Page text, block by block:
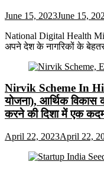
June 15, 2023June 15,
National Digital Health
अपने देश के नागरिकों के
Nirvik Scheme In
योजना), आर्थिक विकास
करने की दिशा में एक
April 22, 2023April 22,